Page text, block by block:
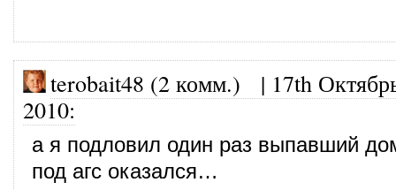
terobait48 (2 комм.) | 17th
2010:
а я подловил один раз выпавший
под агс оказался…